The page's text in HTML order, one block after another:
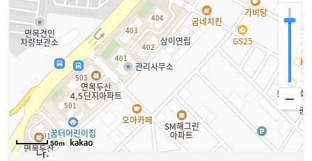
50m
이용방법안내
위치나 원하는 분야를 선택하고 원하는 선생님을 지정
하세요.
2. 선생님 상세정보와 리뷰 위치 등을 확인해주세요.
3. 예약상담문의를 통해 예약해주세요.
4. 선생님과 날짜와 시간을 협의 후 상담을 진행하면 됩니
다.